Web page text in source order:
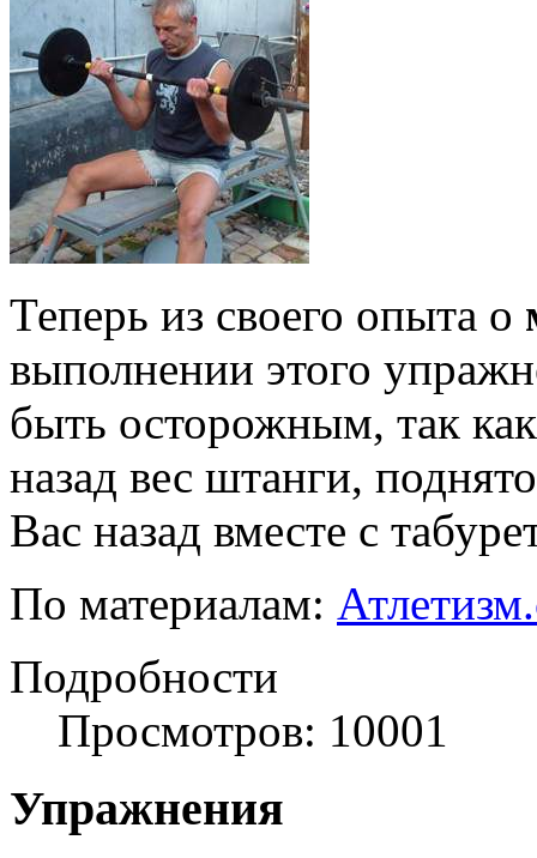
Теперь из своего опыта о
выполнении этого
быть осторожным, так
назад вес штанги,
Вас назад вместе с
По материалам:
Подробности
Просмотров: 10001
Упражнения